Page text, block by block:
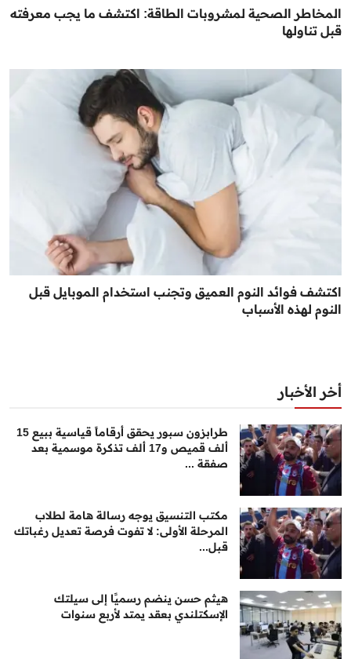
المخاطر الصحية لمشروبات الطاقة: اكتشف ما يجب معرفته
قبل تناولها
اكتشف فوائد النوم العميق وتجنب استخدام الموبايل قبل
النوم لهذه الأسباب
أخر الأخبار
طرابزون سبور يحقق أرقاماً قياسية ببيع 15
ألف قميص و17 ألف تذكرة موسمية بعد
صفقة ...
مكتب التنسيق يوجه رسالة هامة لطلاب
المرحلة الأولى: لا تفوت فرصة تعديل رغباتك
قبل...
هيثم حسن ينضم رسميًا إلى سيلتك
الإسكتلندي بعقد يمتد لأربع سنوات